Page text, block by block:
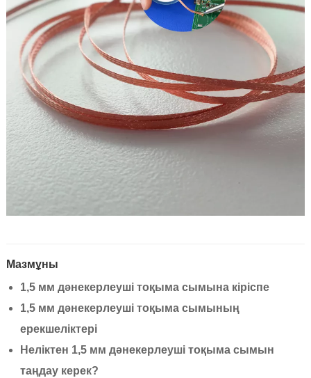
Мазмұны
1,5 мм дәнекерлеуші ​​тоқыма сымына кіріспе
1,5 мм дәнекерлеуші ​​тоқыма сымының
ерекшеліктері
Неліктен 1,5 мм дәнекерлеуші ​​тоқыма сымын
таңдау керек?